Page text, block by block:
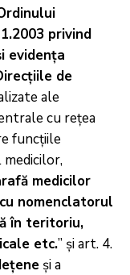
privind
evidenţa
de
ale
cu reţea
funcţiile
medicilor
nomenclatorul
în teritoriu,
etc.” și art. 4.
şi a